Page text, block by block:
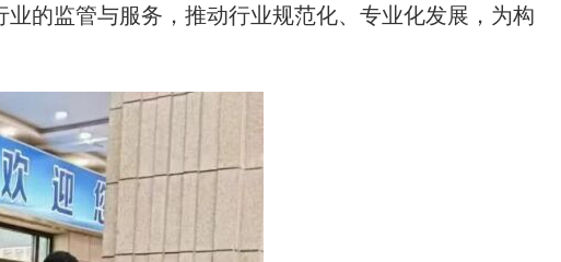
的监管与服务，推动行业规范化、专业化发展，为构